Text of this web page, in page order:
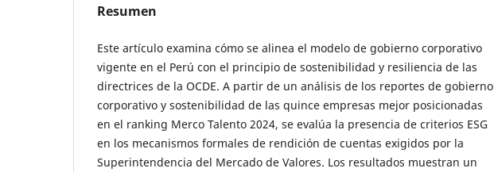
Resumen
Este artículo examina cómo se alinea el modelo de gobierno corporativo
vigente en el Perú con el principio de sostenibilidad y resiliencia de las
directrices de la OCDE. A partir de un análisis de los reportes de gobierno
corporativo y sostenibilidad de las quince empresas mejor posicionadas
en el ranking Merco Talento 2024, se evalúa la presencia de criterios ESG
en los mecanismos formales de rendición de cuentas exigidos por la
Superintendencia del Mercado de Valores. Los resultados muestran un